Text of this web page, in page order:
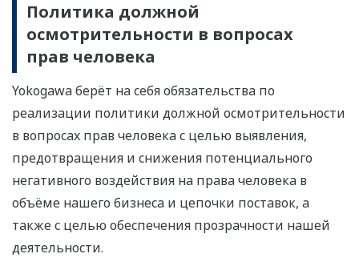
Политика должной
осмотрительности в вопросах
прав человека
Yokogawa берёт на себя обязательства по
реализации политики должной осмотрительности
в вопросах прав человека с целью выявления,
предотвращения и снижения потенциального
негативного воздействия на права человека в
объёме нашего бизнеса и цепочки поставок, а
также с целью обеспечения прозрачности нашей
деятельности.